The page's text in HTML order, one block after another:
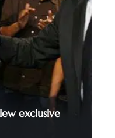
exclusive